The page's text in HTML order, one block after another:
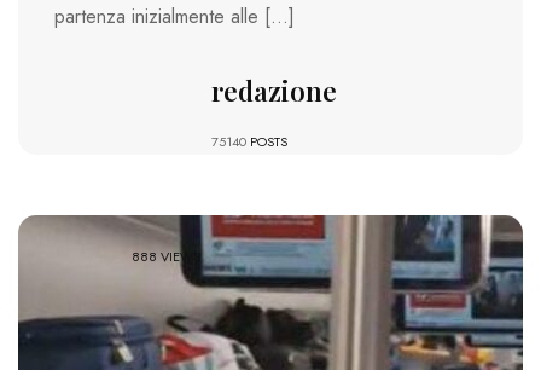
partenza inizialmente alle […]
redazione
75140 POSTS
888 VIEWS